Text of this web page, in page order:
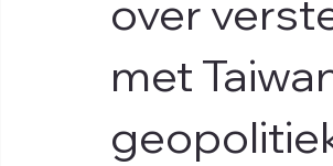
over
met